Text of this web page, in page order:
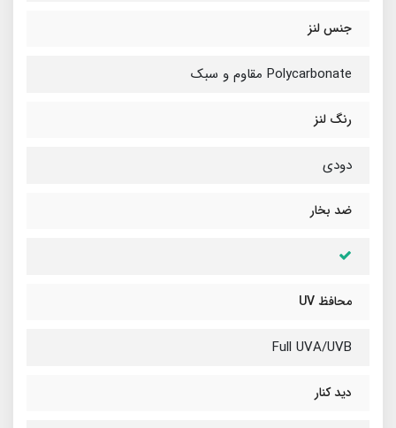
جنس لنز
Polycarbonate مقاوم و سبک
رنگ لنز
دودی
ضد بخار
محافظ UV
Full UVA/UVB
دید کنار